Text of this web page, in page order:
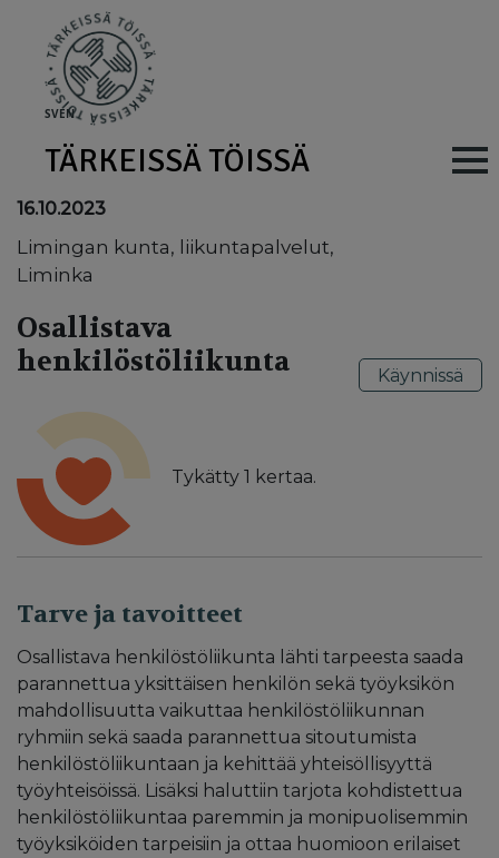
SVEN
TÄRKEISSÄ TÖISSÄ Main
16.10.2023
Limingan kunta, liikuntapalvelut,
Liminka
Osallistava
henkilöstöliikunta
Tykätty 1 kertaa.
Käynnissä
Tarve ja tavoitteet
Osallistava henkilöstöliikunta lähti tarpeesta saada
parannettua yksittäisen henkilön sekä työyksikön
mahdollisuutta vaikuttaa henkilöstöliikunnan
ryhmiin sekä saada parannettua sitoutumista
henkilöstöliikuntaan ja kehittää yhteisöllisyyttä
työyhteisöissä. Lisäksi haluttiin tarjota kohdistettua
henkilöstöliikuntaa paremmin ja monipuolisemmin
työyksiköiden tarpeisiin ja ottaa huomioon erilaiset